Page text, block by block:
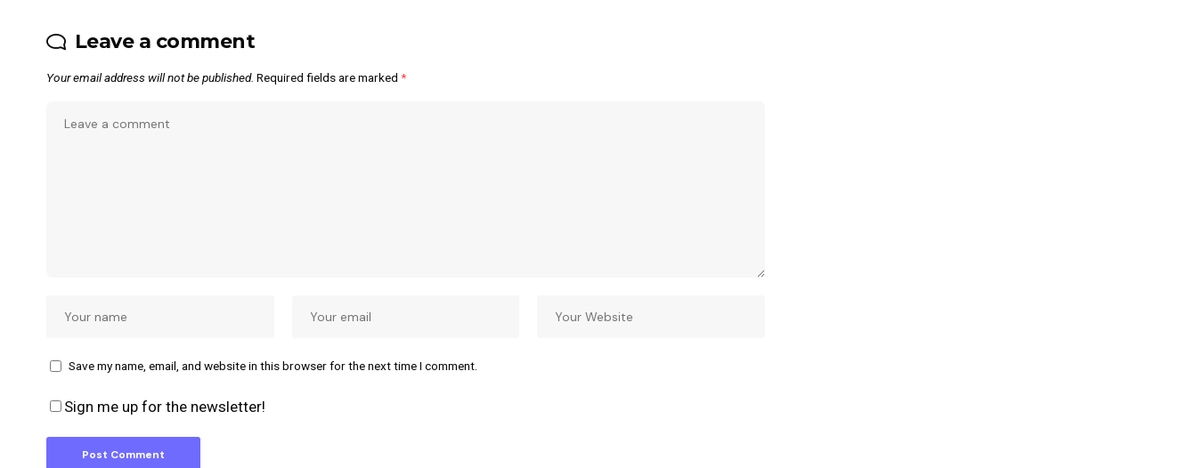
Leave a comment
Your email address will not be published. Required fields are marked *
Save my name, email, and website in this browser for the next time I comment.
Sign me up for the newsletter!